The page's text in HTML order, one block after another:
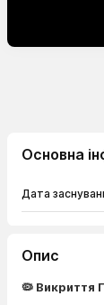
Основна
Дата
Опис
🦠 Викриття